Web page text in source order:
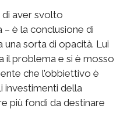
di aver svolto
– è la conclusione di
una sorta di opacità. Lui
il problema e si è mosso
che l’obbiettivo è
investimenti della
più fondi da destinare